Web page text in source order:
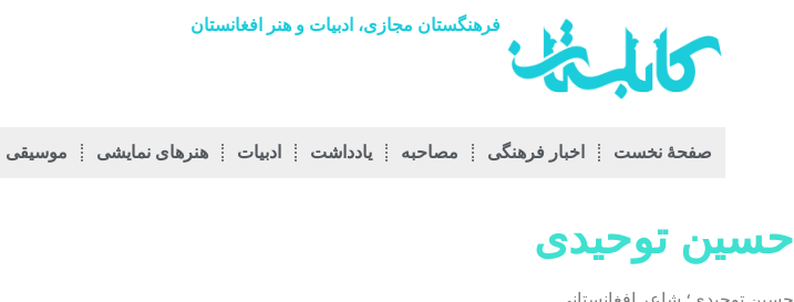
فرهنگستان مجازی، ادبیات و هنر افغانستان
صفحۀ نخست اخبار فرهنگی مصاحبه يادداشت ادبیات هنرهای نمایشی موسیقی
حسین توحیدی